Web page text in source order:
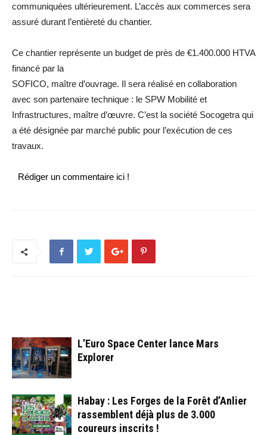
communiquées ultérieurement. L’accès aux commerces sera
assuré durant l’entièreté du chantier.
Ce chantier représente un budget de près de €1.400.000 HTVA
financé par la
SOFICO, maître d’ouvrage. Il sera réalisé en collaboration
avec son partenaire technique : le SPW Mobilité et
Infrastructures, maître d’œuvre. C’est la société Socogetra qui
a été désignée par marché public pour l’exécution de ces
travaux.
Rédiger un commentaire ici !
L’Euro Space Center lance Mars
Explorer
Habay : Les Forges de la Forêt d’Anlier
rassemblent déjà plus de 3.000
coureurs inscrits !